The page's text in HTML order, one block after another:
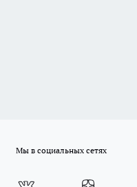
Мы в социальных сетях